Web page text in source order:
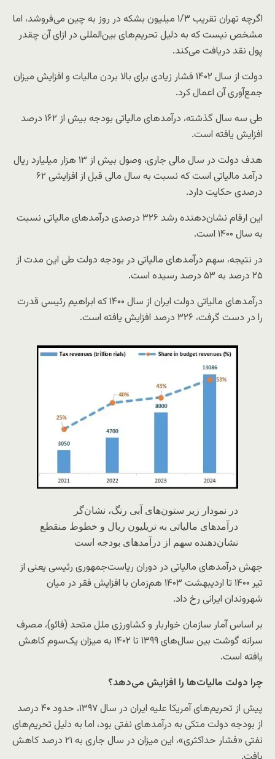
اگرچه تهران تقریب ۱/۳ میلیون بشکه در روز به چین می‌فروشد، اما
مشخص نیست که به دلیل تحریم‌های بین‌المللی در ازای آن چقدر
پول نقد دریافت می‌کند.
دولت از سال ۱۴۰۲ فشار زیادی برای بالا بردن مالیات و افزایش میزان
جمع‌آوری آن اعمال کرد.
طی سه سال گذشته، درآمدهای مالیاتی بودجه بیش از ۱۶۲ درصد
افزایش یافته است.
هدف دولت در سال مالی جاری، وصول بیش از ۱۳ هزار میلیارد ریال
درآمد مالیاتی است که نسبت به سال مالی قبل از افزایشی ۶۲
درصدی حکایت دارد.
این ارقام نشان‌دهنده رشد ۳۲۶ درصدی درآمدهای مالیاتی نسبت
به سال ۱۴۰۰ است.
در نتیجه، سهم درآمدهای مالیاتی در بودجه دولت طی این مدت از
۲۵ درصد به ۵۳ درصد رسیده است.
درآمدهای مالیاتی دولت ایران از سال ۱۴۰۰ که ابراهیم رئیسی قدرت
را در دست گرفت، ۳۲۶ درصد افزایش یافته است.
در نمودار زیر ستون‌های آبی رنگ، نشان‌گر
درآمدهای مالیاتی به تریلیون‌ ریال و خطوط منقطع
نشان‌دهنده سهم از درآمدهای بودجه است
جهش درآمدهای مالیاتی در دوران ریاست‌جمهوری رئیسی یعنی از
تیر ۱۴۰۰ تا اردیبهشت ۱۴۰۳ هم‌زمان با افزایش فقر در میان
شهروندان ایرانی رخ داد.
بر اساس آمار سازمان خواربار و کشاورزی ملل متحد (فائو)، مصرف
سرانه گوشت بین سال‌های ۱۳۹۹ تا ۱۴۰۲ به میزان یک‌سوم کاهش
یافته است.
چرا دولت مالیات‌ها را افزایش می‌دهد؟
پیش از تحریم‌های آمریکا علیه ایران در سال ۱۳۹۷، حدود ۴۰ درصد
از بودجه دولت متکی به درآمدهای نفتی بود، اما به دلیل تحریم‌های
نفتی «فشار حداکثری»، این میزان در سال جاری به ۲۱ درصد کاهش